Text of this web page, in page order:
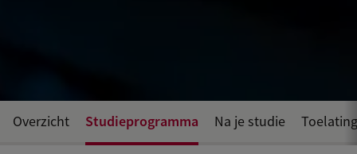
Overzicht Studieprogramma Na je studie